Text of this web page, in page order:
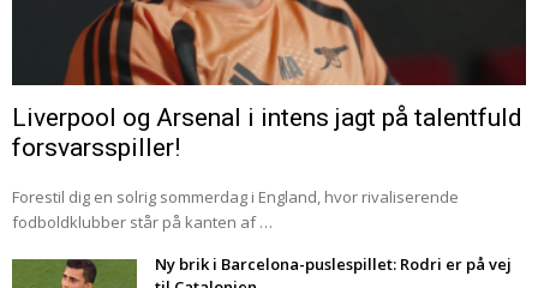
Liverpool og Arsenal i intens jagt på talentfuld
forsvarsspiller!
Forestil dig en solrig sommerdag i England, hvor rivaliserende
fodboldklubber står på kanten af …
Ny brik i Barcelona-puslespillet: Rodri er på vej